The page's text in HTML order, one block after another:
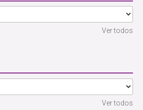
Ver todos
Ver todos